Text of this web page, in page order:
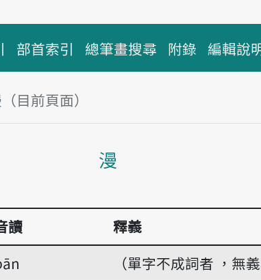
部首索引 總筆畫搜尋 附錄 編輯說
目前頁面）
漫
讀
釋義
（單字不成詞者 ，無義